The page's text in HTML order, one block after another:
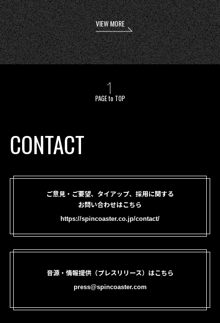
VIEW MORE
PAGE to TOP
CONTACT
ご意見・ご要望、タイアップ、採用に関する
お問い合わせはこちら
https://spincoaster.co.jp/contact/
音源・情報提供（プレスリリース）はこちら
press@spincoaster.com